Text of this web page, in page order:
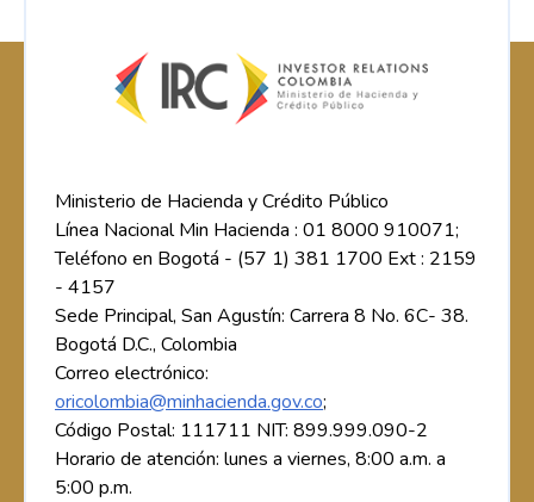
Ministerio de Hacienda y Crédito Público
Línea Nacional Min Hacienda : 01 8000 910071;
Teléfono en Bogotá - (57 1) 381 1700 Ext : 2159
- 4157
Sede Principal, San Agustín: Carrera 8 No. 6C- 38.
Bogotá D.C., Colombia
Correo electrónico:
oricolombia@minhacienda.gov.co;
Código Postal: 111711 NIT: 899.999.090-2
Horario de atención: lunes a viernes, 8:00 a.m. a
5:00 p.m.